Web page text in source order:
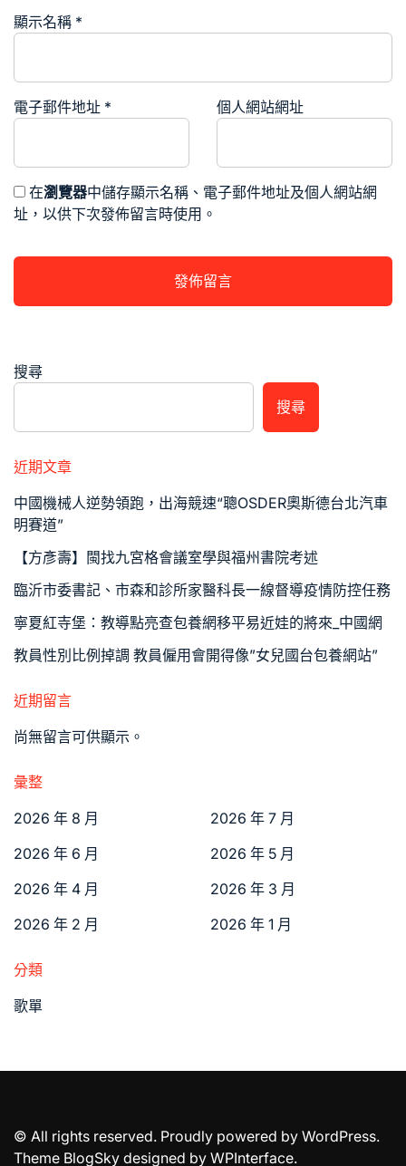
顯示名稱 *
電子郵件地址 * 個人網站網址
在瀏覽器中儲存顯示名稱、電子郵件地址及個人網站網
址，以供下次發佈留言時使用。
搜尋
搜尋
近期文章
中國機械人逆勢領跑，出海競速“聰OSDER奧斯德台北汽車
明賽道”
【方彥壽】閩找九宮格會議室學與福州書院考述
臨沂市委書記、市森和診所家醫科長一線督導疫情防控任務
寧夏紅寺堡：教導點亮查包養網移平易近娃的將來_中國網
教員性別比例掉調 教員僱用會開得像”女兒國台包養網站”
近期留言
尚無留言可供顯示。
彙整
2026 年 8 月
2026 年 7 月
2026 年 6 月
2026 年 5 月
2026 年 4 月
2026 年 3 月
2026 年 2 月
2026 年 1 月
分類
歌單
© All rights reserved. Proudly powered by WordPress.
Theme BlogSky designed by WPInterface.